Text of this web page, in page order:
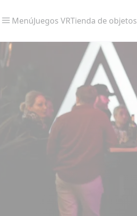
MenúJuegos VRTienda de objetos